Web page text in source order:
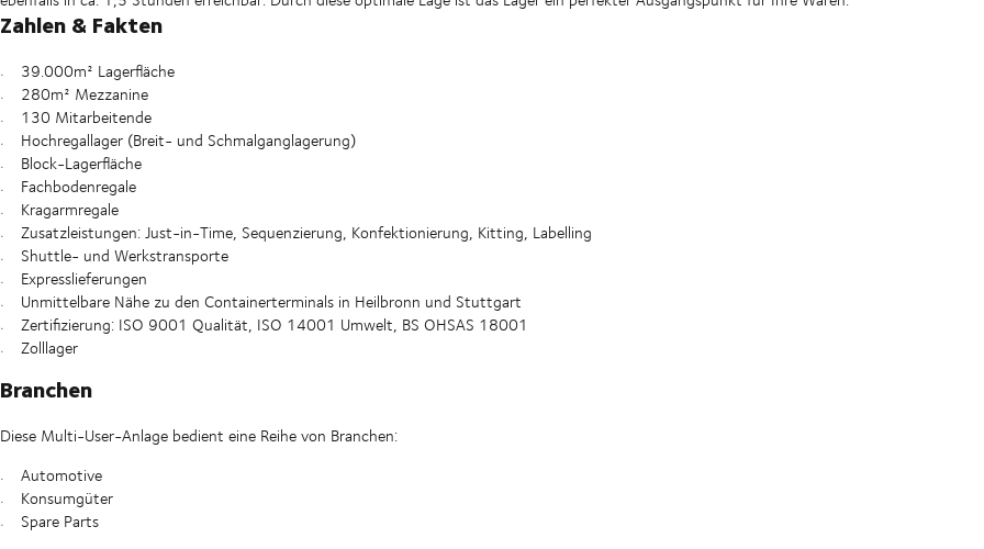
Zahlen & Fakten
39.000m² Lagerfläche
280m² Mezzanine
130 Mitarbeitende
Hochregallager (Breit- und Schmalganglagerung)
Block-Lagerfläche
Fachbodenregale
Kragarmregale
Zusatzleistungen: Just-in-Time, Sequenzierung, Konfektionierung, Kitting, Labelling
Shuttle- und Werkstransporte
Expresslieferungen
Unmittelbare Nähe zu den Containerterminals in Heilbronn und Stuttgart
Zertifizierung: ISO 9001 Qualität, ISO 14001 Umwelt, BS OHSAS 18001
Zolllager
Branchen
Diese Multi-User-Anlage bedient eine Reihe von Branchen:
Automotive
Konsumgüter
Spare Parts